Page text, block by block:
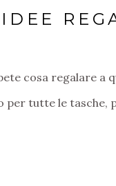
cosa regalare
per tutte le tasche,